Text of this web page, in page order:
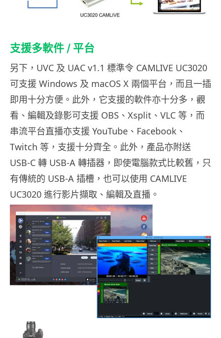
支援多軟件 / 平台
另下，UVC 及 UAC v1.1 標準令 CAMLIVE UC3020
可支援 Windows 及 macOS X 兩個平台，而且一插
即用十分方便。此外，它支援的軟件亦十分多，觀
看、編輯及錄影可支援 OBS、Xsplit、VLC 等，而
串流平台直播亦支援 YouTube、Facebook、
Twitch 等，支援十分齊全。此外，產品亦附送
USB-C 轉 USB-A 轉插器，即使電腦款式比較舊，只
有傳統的 USB-A 插槽，也可以使用 CAMLIVE
UC3020 進行影片擷取、編輯及直播。